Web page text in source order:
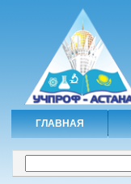
ГЛАВНАЯ